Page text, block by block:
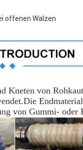
offenen Walzen
von
von Gummi-